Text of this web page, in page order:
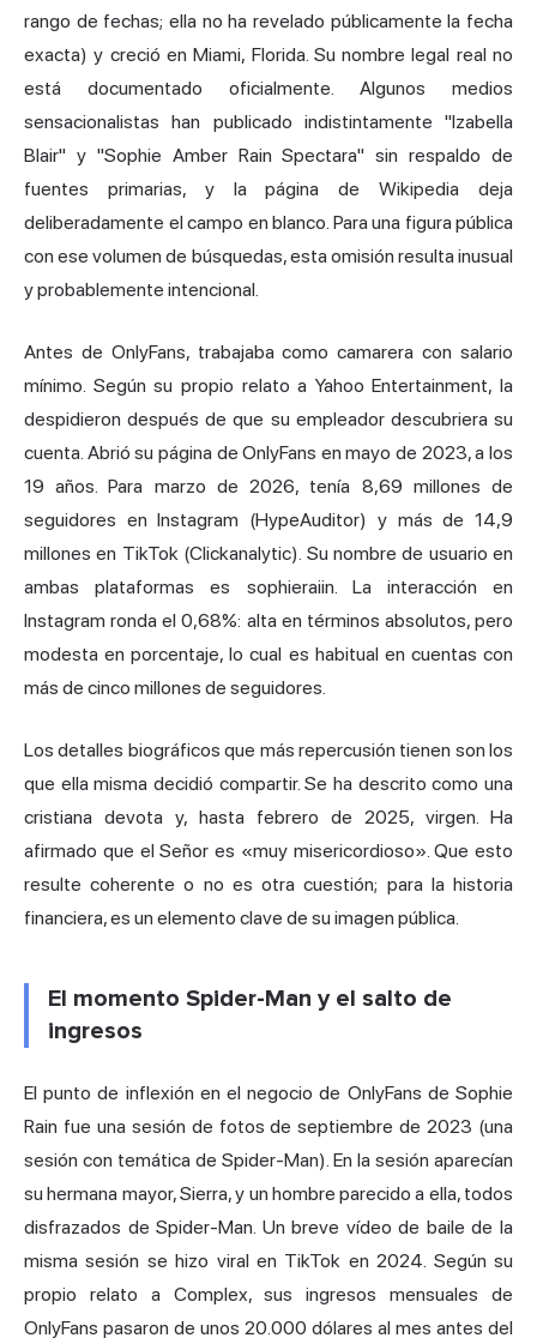
rango de fechas; ella no ha revelado públicamente la fecha
exacta) y creció en Miami, Florida. Su nombre legal real no
está documentado oficialmente. Algunos medios
sensacionalistas han publicado indistintamente "Izabella
Blair" y "Sophie Amber Rain Spectara" sin respaldo de
fuentes primarias, y la página de Wikipedia deja
deliberadamente el campo en blanco. Para una figura pública
con ese volumen de búsquedas, esta omisión resulta inusual
y probablemente intencional.
Antes de OnlyFans, trabajaba como camarera con salario
mínimo. Según su propio relato a Yahoo Entertainment, la
despidieron después de que su empleador descubriera su
cuenta. Abrió su página de OnlyFans en mayo de 2023, a los
19 años. Para marzo de 2026, tenía 8,69 millones de
seguidores en Instagram (HypeAuditor) y más de 14,9
millones en TikTok (Clickanalytic). Su nombre de usuario en
ambas plataformas es sophieraiin. La interacción en
Instagram ronda el 0,68%: alta en términos absolutos, pero
modesta en porcentaje, lo cual es habitual en cuentas con
más de cinco millones de seguidores.
Los detalles biográficos que más repercusión tienen son los
que ella misma decidió compartir. Se ha descrito como una
cristiana devota y, hasta febrero de 2025, virgen. Ha
afirmado que el Señor es «muy misericordioso». Que esto
resulte coherente o no es otra cuestión; para la historia
financiera, es un elemento clave de su imagen pública.
El momento Spider-Man y el salto de
ingresos
El punto de inflexión en el negocio de OnlyFans de Sophie
Rain fue una sesión de fotos de septiembre de 2023 (una
sesión con temática de Spider-Man). En la sesión aparecían
su hermana mayor, Sierra, y un hombre parecido a ella, todos
disfrazados de Spider-Man. Un breve vídeo de baile de la
misma sesión se hizo viral en TikTok en 2024. Según su
propio relato a Complex, sus ingresos mensuales de
OnlyFans pasaron de unos 20.000 dólares al mes antes del